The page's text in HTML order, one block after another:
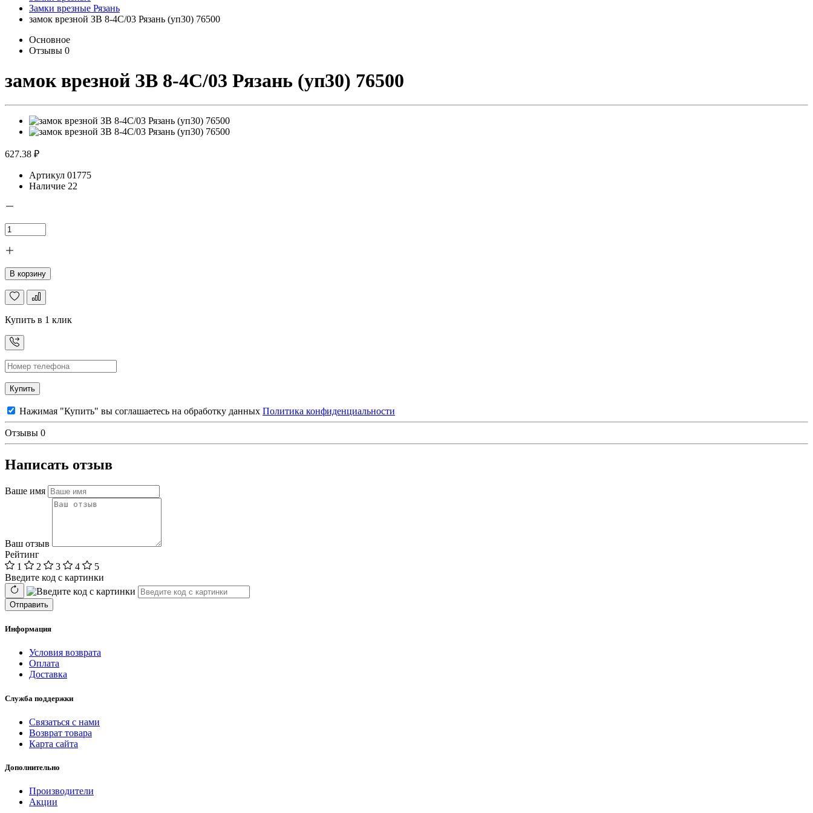
Замки врезные Рязань
замок врезной ЗВ 8-4С/03 Рязань (уп30) 76500
Основное
Отзывы 0
замок врезной ЗВ 8-4С/03 Рязань (уп30) 76500
627.38 ₽
Артикул 01775
Наличие 22
В корзину
Купить в 1 клик
Купить
Нажимая "Купить" вы соглашаетесь на обработку данных Политика конфиденциальности
Отзывы 0
Написать отзыв
Ваше имя
Ваш отзыв
Рейтинг
1
2 3 4
5
Введите код с картинки
Отправить
Информация
Условия возврата
Оплата
Доставка
Служба поддержки
Связаться с нами
Возврат товара
Карта сайта
Дополнительно
Производители
Акции